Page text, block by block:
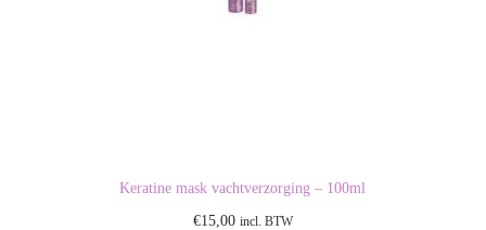
Keratine mask vachtverzorging – 100ml
€15,00 incl. BTW